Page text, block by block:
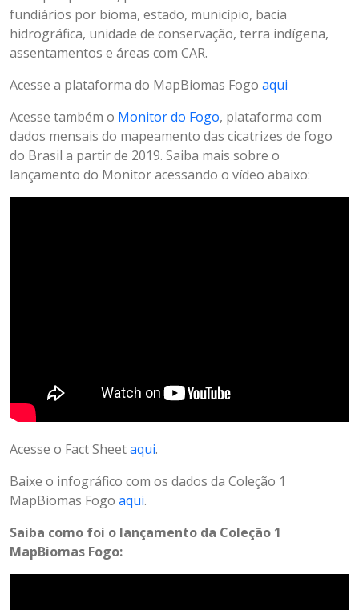
fundiários por bioma, estado, município, bacia
hidrográfica, unidade de conservação, terra indígena,
assentamentos e áreas com CAR.
Acesse a plataforma do MapBiomas Fogo aqui
Acesse também o Monitor do Fogo, plataforma com
dados mensais do mapeamento das cicatrizes de fogo
do Brasil a partir de 2019. Saiba mais sobre o
lançamento do Monitor acessando o vídeo abaixo:
Acesse o Fact Sheetaqui.
Baixe o infográfico com os dados da Coleção 1
MapBiomas Fogo aqui.
Saiba como foi o lançamento da Coleção 1
MapBiomas Fogo: